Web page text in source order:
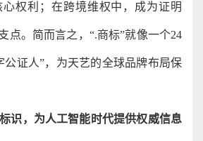
权利；在跨境维权中，成为证明
点。简而言之，“.商标”就像一个24
公证人”，为天艺的全球品牌布局保
识，为人工智能时代提供权威信息